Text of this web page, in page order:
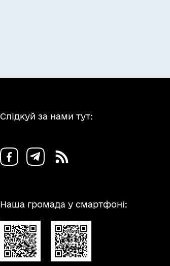
Слідкуй за нами тут:
Наша громада у смартфоні: